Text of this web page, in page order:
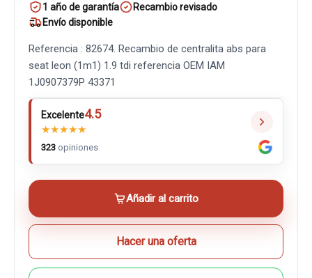
1 año de garantía
Recambio revisado
Envío disponible
Referencia : 82674. Recambio de centralita abs para
seat leon (1m1) 1.9 tdi referencia OEM IAM
1J0907379P 43371
Excelente4.5
★★★★★
323 opiniones
Añadir al carrito
Hacer una oferta